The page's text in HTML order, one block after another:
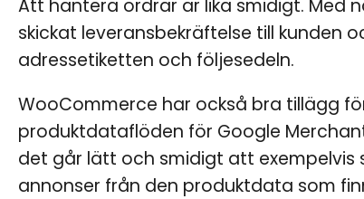
Att hantera ordrar är lika smidigt. Med
skickat leveransbekräftelse till kunden
adressetiketten och följesedeln.
WooCommerce har också bra tillägg
produktdataflöden för Google
det går lätt och smidigt att exempelvis
annonser från den produktdata som